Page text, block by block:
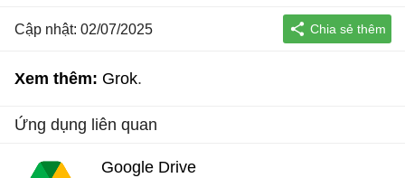
Cập nhật: 02/07/2025
Xem thêm: Grok
Ứng dụng liên quan
Google Drive